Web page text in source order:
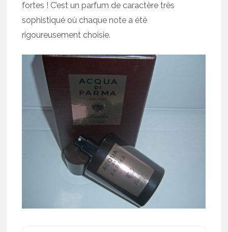
fortes ! C’est un parfum de caractère très
sophistiqué où chaque note a été
rigoureusement choisie.